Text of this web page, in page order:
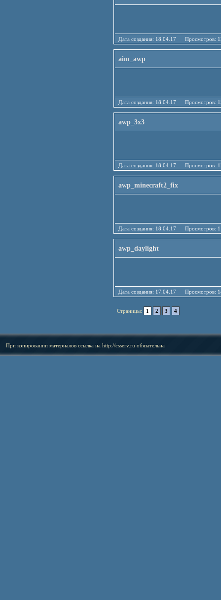
Дата создания: 18.04.17
aim_awp
Дата создания: 18.04.17
awp_3x3
Дата создания: 18.04.17
awp_minecraft2_fix
Дата создания: 18.04.17
awp_daylight
Дата создания: 17.04.17
Страницы: 1 2 3 4
При копировании материалов ссылка на http://csserv.ru обязательна